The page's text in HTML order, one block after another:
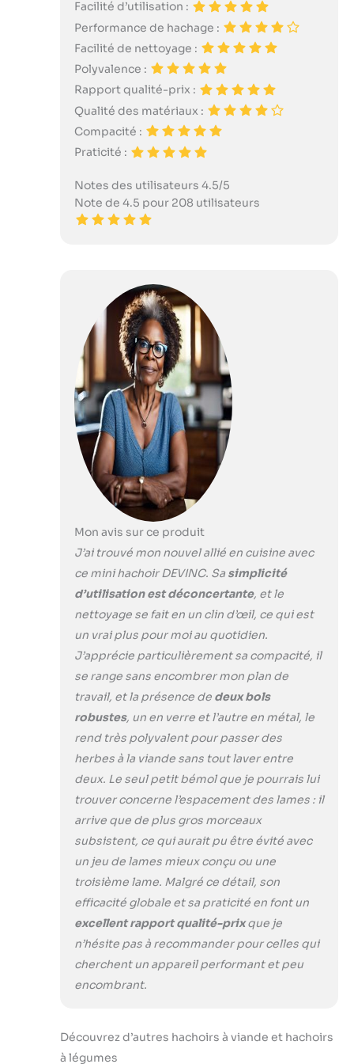
Facilité d’utilisation :
Performance de hachage :
Facilité de nettoyage :
Polyvalence :
Rapport qualité-prix :
Qualité des matériaux :
Compacité :
Praticité :
Notes des utilisateurs 4.5/5
Note de 4.5 pour 208 utilisateurs
Mon avis sur ce produit
J’ai trouvé mon nouvel allié en cuisine avec
ce mini hachoir DEVINC. Sa simplicité
d’utilisation est déconcertante, et le
nettoyage se fait en un clin d’œil, ce qui est
un vrai plus pour moi au quotidien.
J’apprécie particulièrement sa compacité, il
se range sans encombrer mon plan de
travail, et la présence de deux bols
robustes, un en verre et l’autre en métal, le
rend très polyvalent pour passer des
herbes à la viande sans tout laver entre
deux. Le seul petit bémol que je pourrais lui
trouver concerne l’espacement des lames : il
arrive que de plus gros morceaux
subsistent, ce qui aurait pu être évité avec
un jeu de lames mieux conçu ou une
troisième lame. Malgré ce détail, son
efficacité globale et sa praticité en font un
excellent rapport qualité-prixque je
n’hésite pas à recommander pour celles qui
cherchent un appareil performant et peu
encombrant.
Découvrez d’autres hachoirs à viande et hachoirs
à légumes